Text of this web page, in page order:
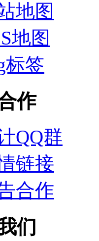
地图
地图
标签
作
QQ群
链接
合作
们